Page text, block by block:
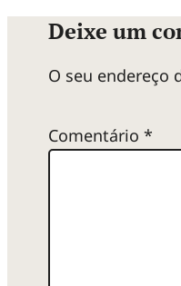
Deixe um
O seu endereço
Comentário *